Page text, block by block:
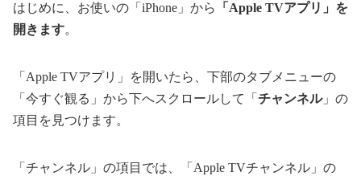
はじめに、お使いの「iPhone」から
「Apple TVアプリ」を
開きます。
「Apple TVアプリ」を開いたら、下部のタブメニューの
「今すぐ観る」から下へスクロールして「 チャンネル」の
項目を見つけます。
「チャンネル」の項目では、「Apple TVチャンネル」の